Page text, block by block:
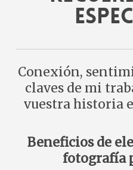
Conexión,
claves de mi
vuestra historia
Beneficios de
fotografía